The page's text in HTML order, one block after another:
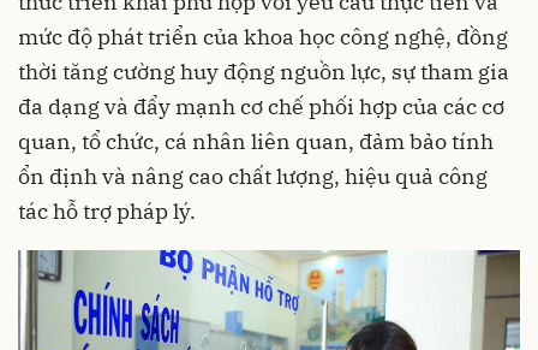
mức độ phát triển của khoa học công nghệ, đồng
thời tăng cường huy động nguồn lực, sự tham gia
đa dạng và đẩy mạnh cơ chế phối hợp của các cơ
quan, tổ chức, cá nhân liên quan, đảm bảo tính
ổn định và nâng cao chất lượng, hiệu quả công
tác hỗ trợ pháp lý.